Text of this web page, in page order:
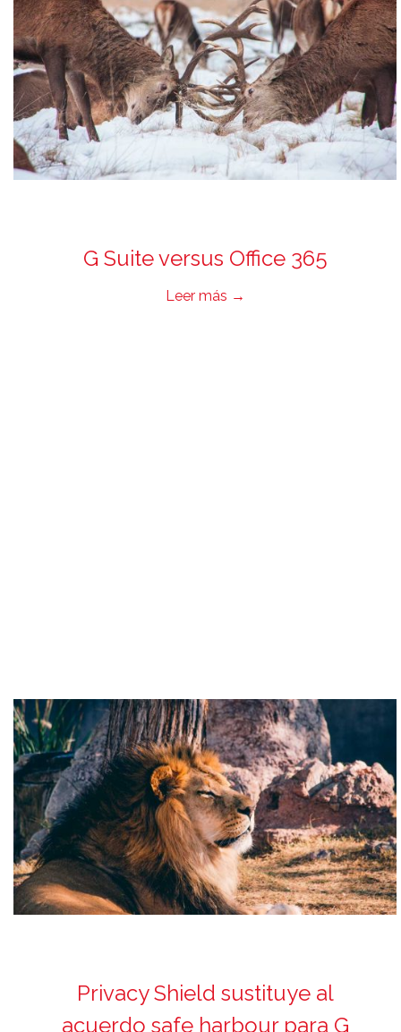
G Suite versus Office 365
Leer más →
Privacy Shield sustituye al
acuerdo safe harbour para G